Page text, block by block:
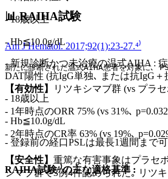
- 18歳以上
- Hb≦10.0g/dL
- 新規診断かつ未治療の温式AIHA :
DAT陽性 (抗IgG単独､ または抗IgG＋
- 18歳以上
- Hb≦10.0g/dL
- 登録前の経口PSLは最長1週間まで可
RAIHA試験⁴⁾の主な適格基準 :
📊 RAIHA試験
Am J Hematol. 2017;92(1):23-27.⁴⁾
新たに診断された温式AIHA患者を対象に､
【有効性】 リツキシマブ群 (vs プラ
- 1年時点のORR 75% (vs 31%､
- 2年時点のCR率 63% (vs 19%､
【安全性】 重篤な有害事象はプラセ
シマブ群で3例4件認められた｡ リツ